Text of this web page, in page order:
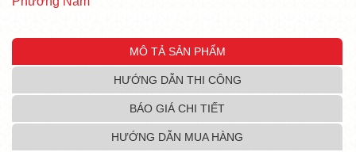
MÔ TẢ SẢN PHẨM
HƯỚNG DẪN THI CÔNG
BÁO GIÁ CHI TIẾT
HƯỚNG DẪN MUA HÀNG